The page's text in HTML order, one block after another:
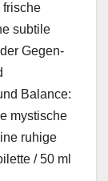
frische
sub­tile
Gegen­
Bal­ance:
mys­tis­che
ruhige
/ 50 ml